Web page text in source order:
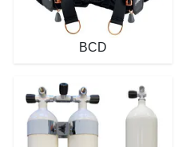
BCD